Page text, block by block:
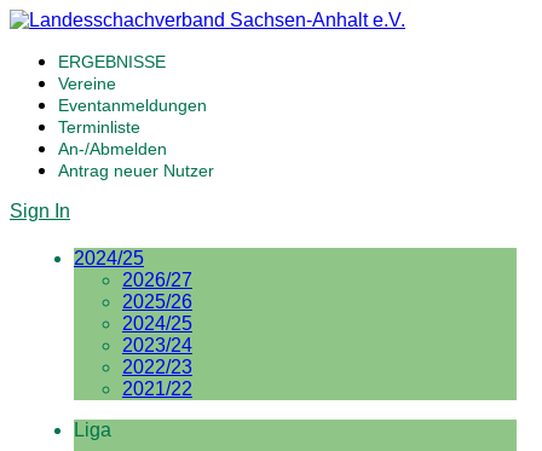
ERGEBNISSE
Vereine
Eventanmeldungen
Terminliste
An-/Abmelden
Antrag neuer Nutzer
Sign In
2024/25
2026/27
2025/26
2024/25
2023/24
2022/23
2021/22
Liga